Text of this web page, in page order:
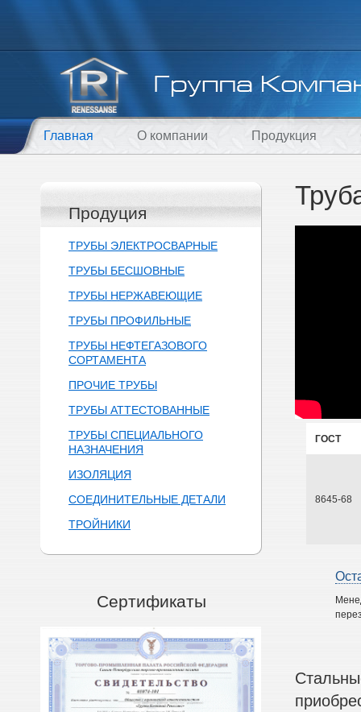
Главная О компании Продукция
Продуция
ТРУБЫ ЭЛЕКТРОСВАРНЫЕ
ТРУБЫ БЕСШОВНЫЕ
ТРУБЫ НЕРЖАВЕЮЩИЕ
ТРУБЫ ПРОФИЛЬНЫЕ
ТРУБЫ НЕФТЕГАЗОВОГО
СОРТАМЕНТА
ПРОЧИЕ ТРУБЫ
ТРУБЫ АТТЕСТОВАННЫЕ
ТРУБЫ СПЕЦИАЛЬНОГО
НАЗНАЧЕНИЯ
ИЗОЛЯЦИЯ
СОЕДИНИТЕЛЬНЫЕ ДЕТАЛИ
ТРОЙНИКИ
Сертификаты
ГОСТ
8645-68